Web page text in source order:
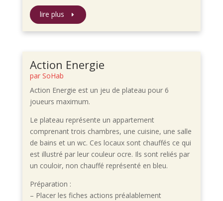
lire plus
Action Energie
par SoHab
Action Energie est un jeu de plateau pour 6
joueurs maximum.
Le plateau représente un appartement
comprenant trois chambres, une cuisine, une salle
de bains et un wc. Ces locaux sont chauffés ce qui
est illustré par leur couleur ocre. Ils sont reliés par
un couloir, non chauffé représenté en bleu.
Préparation :
– Placer les fiches actions préalablement